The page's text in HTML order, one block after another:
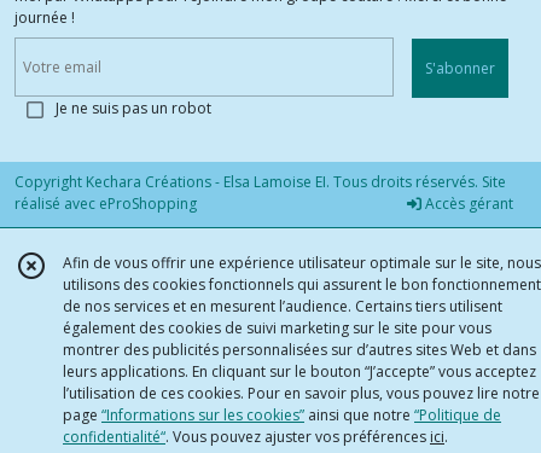
journée !
S'abonner
Je ne suis pas un robot
Copyright Kechara Créations - Elsa Lamoise EI. Tous droits réservés. Site
réalisé avec eProShopping Accès gérant
Afin de vous offrir une expérience utilisateur optimale sur le site, nous
utilisons des cookies fonctionnels qui assurent le bon fonctionnement
de nos services et en mesurent l’audience. Certains tiers utilisent
également des cookies de suivi marketing sur le site pour vous
montrer des publicités personnalisées sur d’autres sites Web et dans
leurs applications. En cliquant sur le bouton “J’accepte” vous acceptez
l’utilisation de ces cookies. Pour en savoir plus, vous pouvez lire notre
page “Informations sur les cookies” ainsi que notre “Politique de
confidentialité“. Vous pouvez ajuster vos préférences ici.